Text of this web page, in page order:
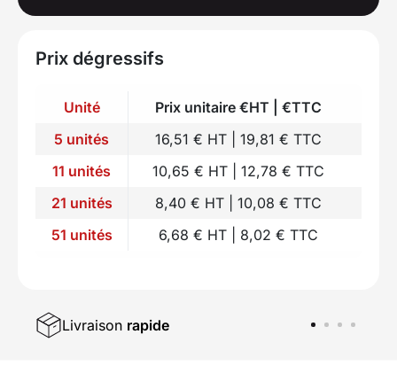
Prix dégressifs
Unité
Prix unitaire €HT | €TTC
5 unités
16,51 € HT | 19,81 € TTC
11 unités
10,65 € HT | 12,78 € TTC
21 unités
8,40 € HT | 10,08 € TTC
51 unités
6,68 € HT | 8,02 € TTC
Livraison rapide